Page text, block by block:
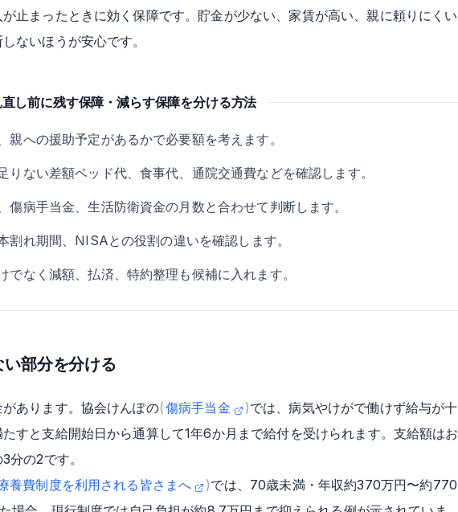
止まったときに効く保障です。貯金が少ない、家賃が高い、親に頼りにくい
ないほうが安心です。
直し前に残す保障・減らす保障を分ける方法
への援助予定があるかで必要額を考えます。
りない差額ベッド代、食事代、通院交通費などを確認します。
病手当金、生活防衛資金の月数と合わせて判断します。
割れ期間、NISAとの役割の違いを確認します。
なく減額、払済、特約整理も候補に入れます。
部分を分ける
あります。協会けんぽの(傷病手当金 )では、病気やけがで働けず給与が十
すと支給開始日から通算して1年6か月まで給付を受けられます。支給額はお
分の2です。
養費制度を利用される皆さまへ )では、70歳未満・年収約370万円〜約770